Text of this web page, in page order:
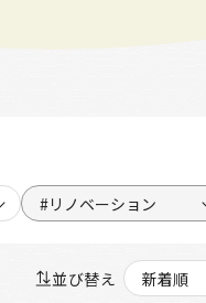
#リノベーション
並び替え